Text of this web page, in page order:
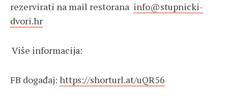
rezervirati na mail restorana info@stupnicki-
dvori.hr
Više informacija:
FB događaj: https://shorturl.at/uQR56